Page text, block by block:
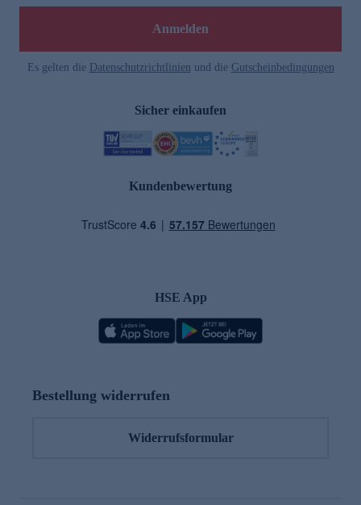
Anmelden
Es gelten die Datenschutzrichtlinien und die Gutscheinbedingungen
Sicher einkaufen
Kundenbewertung
HSE App
Bestellung widerrufen
Widerrufsformular